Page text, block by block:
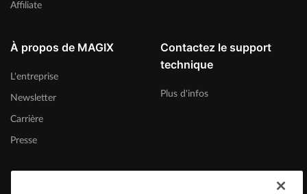
Affiliate
À propos de MAGIX
L'entreprise
Newsletter
Carrière
Presse
Contactez le support
technique
Plus d'infos